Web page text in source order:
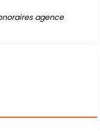
agence